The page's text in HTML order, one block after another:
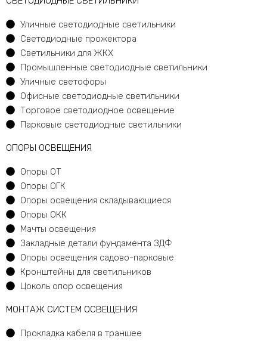
Уличные светодиодные светильники
Светодиодные прожектора
Светильники для ЖКХ
Промышленные светодиодные светильники
Уличные светофоры
Офисные светодиодные светильники
Торговое светодиодное освещение
Парковые светодиодные светильники
ОПОРЫ ОСВЕЩЕНИЯ
Опоры ОТ
Опоры ОГК
Опоры освещения складывающиеся
Опоры ОКК
Мачты освещения
Закладные детали фундамента ЗДФ
Опоры освещения садово-парковые
Кронштейны для светильников
Цоколь опор освещения
МОНТАЖ СИСТЕМ ОСВЕЩЕНИЯ
Прокладка кабеля в траншее